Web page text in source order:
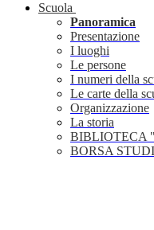
Scuola
Panoramica
Presentazione
I luoghi
Le persone
I numeri della
Le carte della
Organizzazione
La storia
BIBLIOTECA
BORSA